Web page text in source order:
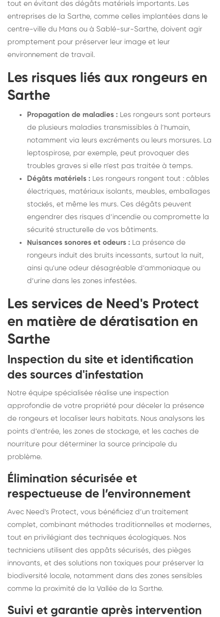
tout en évitant des dégâts matériels importants. Les
entreprises de la Sarthe, comme celles implantées dans le
centre-ville du Mans ou à Sablé-sur-Sarthe, doivent agir
promptement pour préserver leur image et leur
environnement de travail.
Les risques liés aux rongeurs en
Sarthe
Propagation de maladies : Les rongeurs sont porteurs
de plusieurs maladies transmissibles à l’humain,
notamment via leurs excréments ou leurs morsures. La
leptospirose, par exemple, peut provoquer des
troubles graves si elle n’est pas traitée à temps.
Dégâts matériels : Les rongeurs rongent tout : câbles
électriques, matériaux isolants, meubles, emballages
stockés, et même les murs. Ces dégâts peuvent
engendrer des risques d’incendie ou compromette la
sécurité structurelle de vos bâtiments.
Nuisances sonores et odeurs : La présence de
rongeurs induit des bruits incessants, surtout la nuit,
ainsi qu'une odeur désagréable d’ammoniaque ou
d’urine dans les zones infestées.
Les services de Need's Protect
en matière de dératisation en
Sarthe
Inspection du site et identification
des sources d'infestation
Notre équipe spécialisée réalise une inspection
approfondie de votre propriété pour déceler la présence
de rongeurs et localiser leurs habitats. Nous analysons les
points d’entrée, les zones de stockage, et les caches de
nourriture pour déterminer la source principale du
problème.
Élimination sécurisée et
respectueuse de l’environnement
Avec Need's Protect, vous bénéficiez d’un traitement
complet, combinant méthodes traditionnelles et modernes,
tout en privilégiant des techniques écologiques. Nos
techniciens utilisent des appâts sécurisés, des pièges
innovants, et des solutions non toxiques pour préserver la
biodiversité locale, notamment dans des zones sensibles
comme la proximité de la Vallée de la Sarthe.
Suivi et garantie après intervention